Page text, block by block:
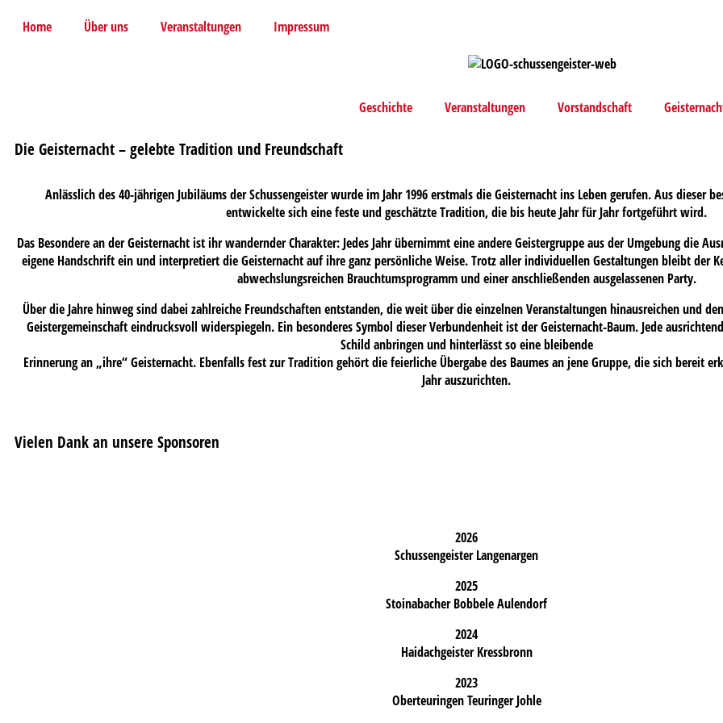
Home Über uns Veranstaltungen Impressum
Geschichte Veranstaltungen Vorstandschaft
Die Geisternacht – gelebte Tradition und Freundschaft
Anlässlich des 40-jährigen Jubiläums der Schussengeister wurde im Jahr 1996 erstmals die Geisternacht ins Leben gerufen. Aus dieser
entwickelte sich eine feste und geschätzte Tradition, die bis heute Jahr für Jahr fortgeführt wird.
Das Besondere an der Geisternacht ist ihr wandernder Charakter: Jedes Jahr übernimmt eine andere Geistergruppe aus der Umgebung die
eigene Handschrift ein und interpretiert die Geisternacht auf ihre ganz persönliche Weise. Trotz aller individuellen Gestaltungen bleibt der
abwechslungsreichen Brauchtumsprogramm und einer anschließenden ausgelassenen Party.
Über die Jahre hinweg sind dabei zahlreiche Freundschaften entstanden, die weit über die einzelnen Veranstaltungen hinausreichen und
Geistergemeinschaft eindrucksvoll widerspiegeln. Ein besonderes Symbol dieser Verbundenheit ist der Geisternacht-Baum. Jede
Schild anbringen und hinterlässt so eine bleibende
Erinnerung an „ihre“ Geisternacht. Ebenfalls fest zur Tradition gehört die feierliche Übergabe des Baumes an jene Gruppe, die sich bereit
Jahr auszurichten.
Vielen Dank an unsere Sponsoren
2026
Schussengeister Langenargen
2025
Stoinabacher Bobbele Aulendorf
2024
Haidachgeister Kressbronn
2023
Oberteuringen Teuringer Johle